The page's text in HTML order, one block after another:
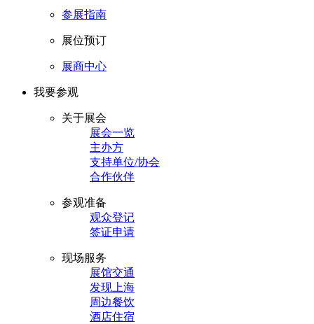
参展指南
展位预订
展商中心
我要参观
关于展会
展会一览
主办方
支持单位/协会
合作伙伴
参观准备
观众登记
签证申请
现场服务
展馆交通
发现上海
周边餐饮
酒店住宿